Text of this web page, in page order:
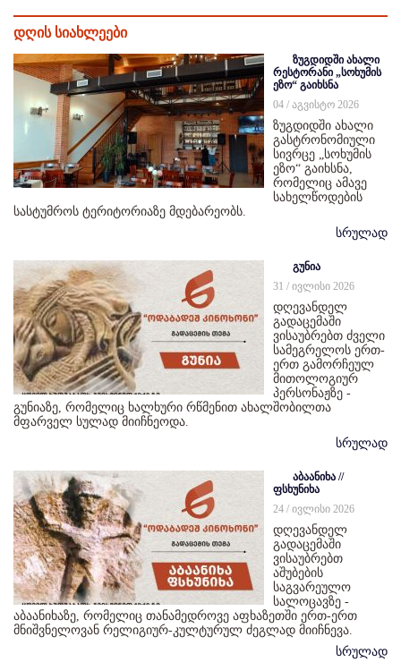
დღის სიახლეები
ზუგდიდში ახალი
რესტორანი „სოხუმის
ეზო“ გაიხსნა
04 / აგვისტო 2026
ზუგდიდში ახალი
გასტრონომიული
სივრცე „სოხუმის
ეზო“ გაიხსნა,
რომელიც ამავე
სახელწოდების
სასტუმროს ტერიტორიაზე მდებარეობს.
სრულად
გუნია
31 / ივლისი 2026
დღევანდელ
გადაცემაში
ვისაუბრებთ ძველი
სამეგრელოს ერთ-
ერთ გამორჩეულ
მითოლოგიურ
პერსონაჟზე -
გუნიაზე, რომელიც ხალხური რწმენით ახალშობილთა
მფარველ სულად მიიჩნეოდა.
სრულად
აბაანიხა //
ფსხუნიხა
24 / ივლისი 2026
დღევანდელ
გადაცემაში
ვისაუბრებთ
აშუბების
საგვარეულო
სალოცავზე -
აბაანიხაზე, რომელიც თანამედროვე აფხაზეთში ერთ-ერთ
მნიშვნელოვან რელიგიურ-კულტურულ ძეგლად მიიჩნევა.
სრულად